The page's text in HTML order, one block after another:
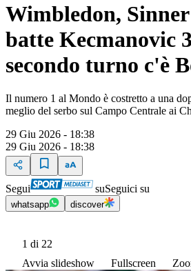
Wimbledon, Sinner
batte Kecmanovic
secondo turno c'è
Il numero 1 al Mondo è costretto a una
meglio del serbo sul Campo Centrale ai
29 Giu 2026 - 18:38
29 Giu 2026 - 18:38
Segui suSeguici su
whatsapp discover
1 di 22
Avvia slideshow
Fullscreen